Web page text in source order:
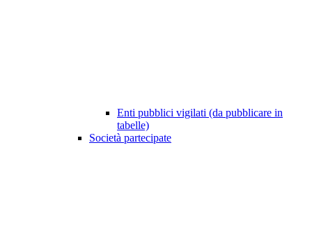
Enti pubblici vigilati (da pubblicare in
tabelle)
Società partecipate